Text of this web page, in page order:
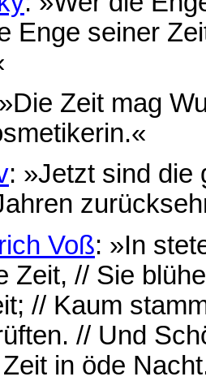
Enge seiner
Zeit mag
: »Jetzt sind die
Voß: »In
Zeit, // Sie
// Kaum
// Und
in öde